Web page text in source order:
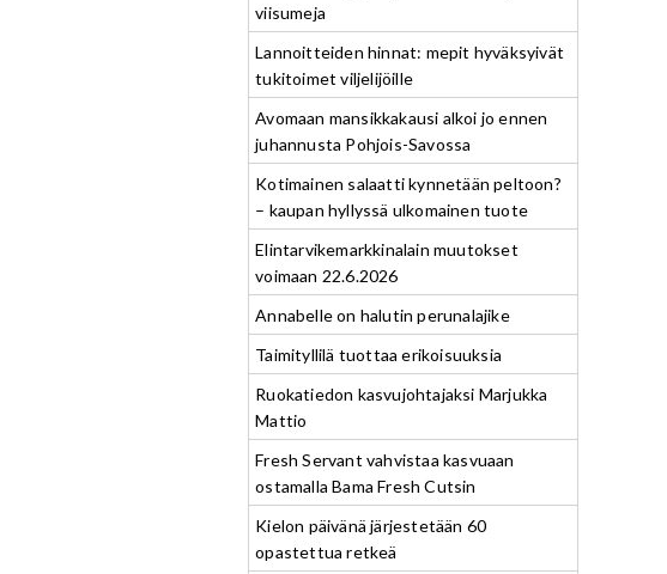
viisumeja
Lannoitteiden hinnat: mepit hyväksyivät
tukitoimet viljelijöille
Avomaan mansikkakausi alkoi jo ennen
juhannusta Pohjois-Savossa
Kotimainen salaatti kynnetään peltoon?
– kaupan hyllyssä ulkomainen tuote
Elintarvikemarkkinalain muutokset
voimaan 22.6.2026
Annabelle on halutin perunalajike
Taimityllilä tuottaa erikoisuuksia
Ruokatiedon kasvujohtajaksi Marjukka
Mattio
Fresh Servant vahvistaa kasvuaan
ostamalla Bama Fresh Cutsin
Kielon päivänä järjestetään 60
opastettua retkeä